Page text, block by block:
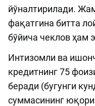
йўналтирилади.
фақатгина битта
бўйича чеклов ҳам
Интизомли ва
кредитнинг 75
беради (бугунги
суммасининг